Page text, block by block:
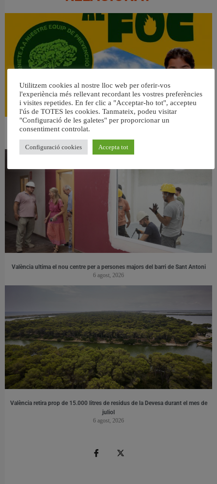
👀 Una mirada atenta puede marcar la diferencia.
31 juliol, 2026
València ultima el nou centre per a persones majors del barri de Sant Antoni
6 agost, 2026
València retira prop de 15.000 litres de residus de la Devesa durant el mes de
juliol
6 agost, 2026
Utilitzem cookies al nostre lloc web per oferir-vos
l'experiència més rellevant recordant les vostres preferències
i visites repetides. En fer clic a "Acceptar-ho tot", accepteu
l'ús de TOTES les cookies. Tanmateix, podeu visitar
"Configuració de les galetes" per proporcionar un
consentiment controlat.
Configuració cookies Accepta tot